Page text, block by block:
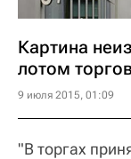
Картина
лотом
9 июля 2015, 01:09
"В торгах